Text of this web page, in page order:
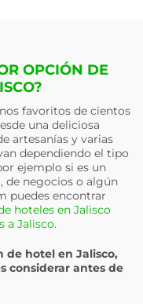
OPCIÓN DE
favoritos de cientos
una deliciosa
artesanías y varias
dependiendo el tipo
ejemplo si es un
de negocios o algún
puedes encontrar
hoteles en Jalisco
a Jalisco.
de hotel en Jalisco,
considerar antes de